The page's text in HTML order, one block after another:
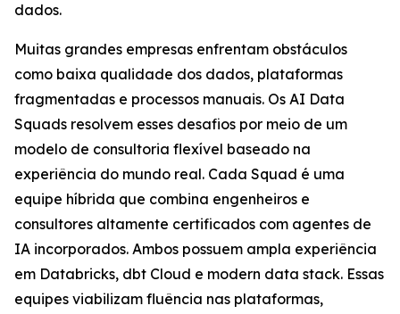
dados.
Muitas grandes empresas enfrentam obstáculos
como baixa qualidade dos dados, plataformas
fragmentadas e processos manuais. Os AI Data
Squads resolvem esses desafios por meio de um
modelo de consultoria flexível baseado na
experiência do mundo real. Cada Squad é uma
equipe híbrida que combina engenheiros e
consultores altamente certificados com agentes de
IA incorporados. Ambos possuem ampla experiência
em Databricks, dbt Cloud e modern data stack. Essas
equipes viabilizam fluência nas plataformas,